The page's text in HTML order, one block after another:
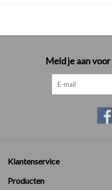
Meld je aan
Klantenservice
Producten